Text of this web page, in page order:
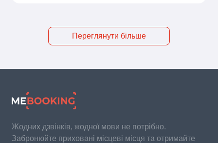
Переглянути більше
Жодних дзвінків, жодної мови не потрібно.
Забронюйте приховані місцеві місця та отримайте